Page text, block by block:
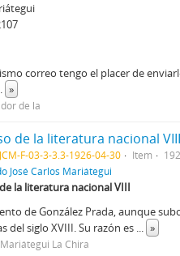
correo tengo el placer de
»
de la
de la literatura nacional
JCM-F-03-3-3.3-1926-04-30 Item
José Carlos Mariátegui
la literatura nacional VIII
de González Prada, aunque
del siglo XVIII. Su razón es ... »
La Chira